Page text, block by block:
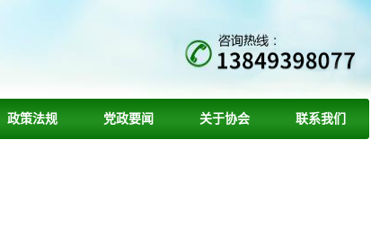
政策法规 党政要闻 关于协会 联系我们